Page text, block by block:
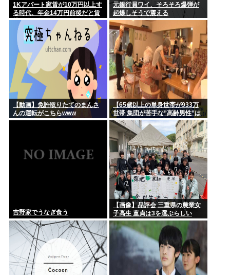
1Kアパート家賃が10万円以上す
る時代、年金14万円前後だと賃
貸の人は無理じゃね？
元銀行員ワイ、そろそろ爆弾が
起爆しそうで震える
【動画】免許取りたてのまんさ
んの運転がこちらwww
【65歳以上の単身世帯が933万
世帯 集団が苦手な”高齢男性”は
どう生きていく？】孤独死のリ
スクも…専門家 「8日以上見つ
からないのも圧倒的に男性」
吉野家でうなぎ食う
【画像】品評会 三重県の農業女
子高生 童貞は3を選ぶらしい